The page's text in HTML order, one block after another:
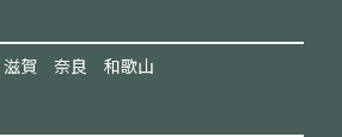
滋賀 奈良 和歌山